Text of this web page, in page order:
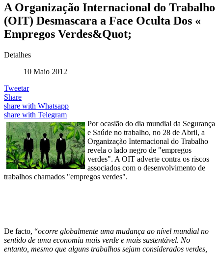
A Organização Internacional do Trabalho
(OIT) Desmascara a Face Oculta Dos «
Empregos Verdes&Quot;
Detalhes
10 Maio 2012
Tweetar
Share
share with Whatsapp
share with Telegram
Por ocasião do dia mundial da Segurança
e Saúde no trabalho, no 28 de Abril, a
Organização Internacional do Trabalho
revela o lado negro de "empregos
verdes". A OIT adverte contra os riscos
associados com o desenvolvimento de
trabalhos chamados "empregos verdes".
De facto, “ocorre globalmente uma mudança ao nível mundial no
sentido de uma economia mais verde e mais sustentável. No
entanto, mesmo que alguns trabalhos sejam considerados verdes,